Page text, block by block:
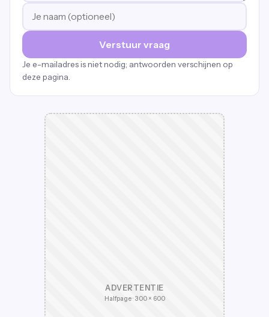
Verstuur vraag
Je e-mailadres is niet nodig; antwoorden verschijnen op
deze pagina.
ADVERTENTIE
Halfpage · 300 × 600